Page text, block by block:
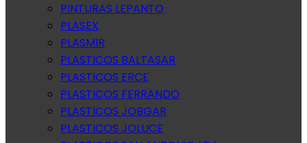
PINTURAS LEPANTO
PLASEX
PLASMIR
PLASTICOS BALTASAR
PLASTICOS ERCE
PLASTICOS FERRANDO
PLASTICOS JOBGAR
PLASTICOS JOLUCE